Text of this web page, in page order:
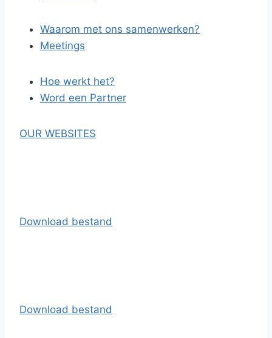
Waarom met ons samenwerken?
Meetings
Hoe werkt het?
Word een Partner
OUR WEBSITES
Download bestand
Download bestand